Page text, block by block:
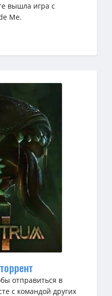
вышла игра с
Me.
отправиться в
с командой других